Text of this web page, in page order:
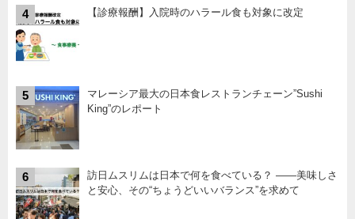
4 【診療報酬】入院時のハラール食も対象に改定
5
マレーシア最大の日本食レストランチェーン”Sushi
King”のレポート
6
訪日ムスリムは日本で何を食べている？ ――美味しさ
と安心、その“ちょうどいいバランス”を求めて